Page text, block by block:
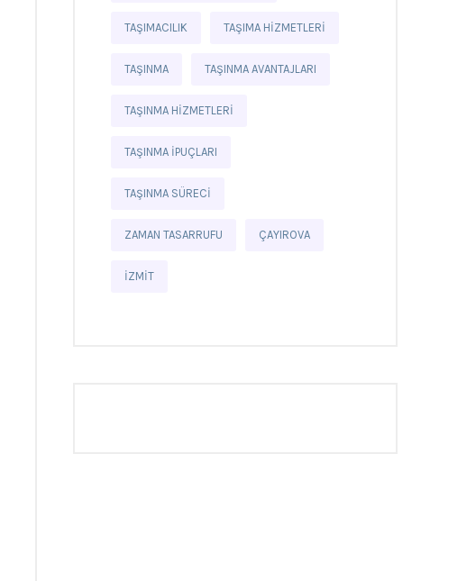
TAŞIMACILIK TAŞIMA HIZMETLERI
TAŞINMA TAŞINMA AVANTAJLARI
TAŞINMA HIZMETLERI
TAŞINMA IPUÇLARI
TAŞINMA SÜRECI
ZAMAN TASARRUFU ÇAYIROVA
İZMIT